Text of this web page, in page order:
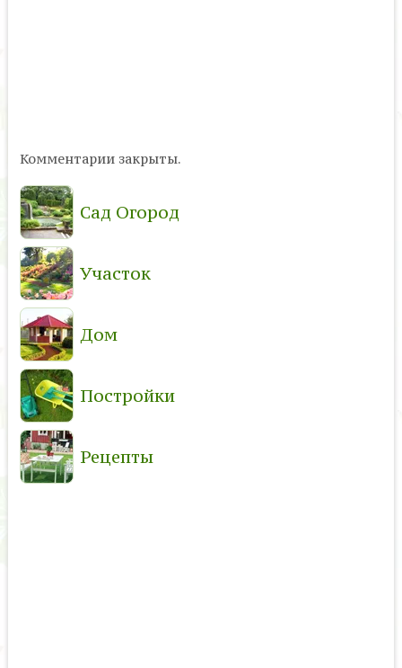
Комментарии закрыты.
Сад Огород
Участок
Дом
Постройки
Рецепты